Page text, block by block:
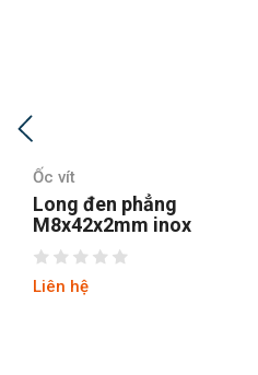
Ốc vít
Long đen vênh inox
DIN 127-B
Liên hệ